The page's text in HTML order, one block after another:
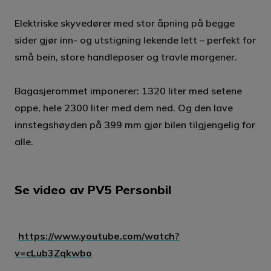
Elektriske skyvedører med stor åpning på begge
sider gjør inn- og utstigning lekende lett – perfekt for
små bein, store handleposer og travle morgener.
Bagasjerommet imponerer: 1320 liter med setene
oppe, hele 2300 liter med dem ned. Og den lave
innstegshøyden på 399 mm gjør bilen tilgjengelig for
alle.
Se video av PV5 Personbil
https://www.youtube.com/watch?
v=cLub3Zqkwbo